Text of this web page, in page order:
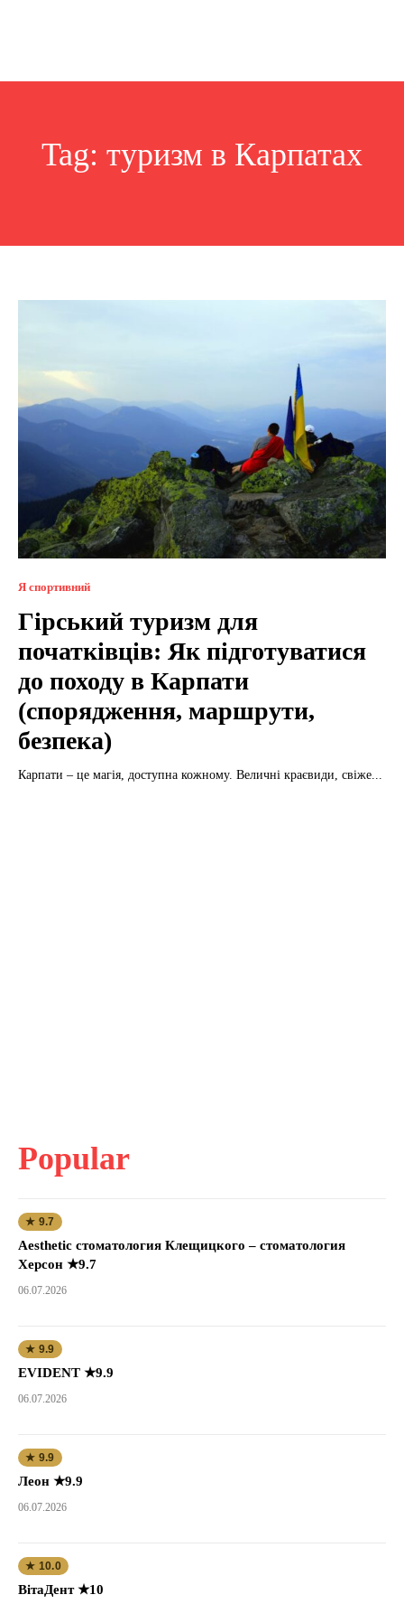
Tag: туризм в Карпатах
Я спортивний
Гірський туризм для
початківців: Як підготуватися
до походу в Карпати
(спорядження, маршрути,
безпека)
Карпати – це магія, доступна кожному. Величні краєвиди, свіже...
Popular
★ 9.7
Aesthetic стоматология Клещицкого – стоматология
Херсон ★9.7
06.07.2026
★ 9.9
EVIDENT ★9.9
06.07.2026
★ 9.9
Леон ★9.9
06.07.2026
★ 10.0
ВітаДент ★10